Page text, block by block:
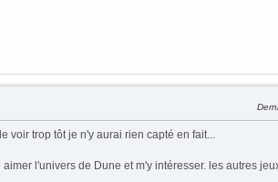
voir trop tôt je n'y aurai rien capté en fait...
l'univers de Dune et m'y intéresser. les autres